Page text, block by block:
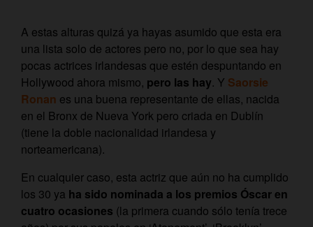
A estas alturas quizá ya hayas asumido que esta era
una lista solo de actores pero no, por lo que sea hay
pocas actrices irlandesas que estén despuntando en
Hollywood ahora mismo, pero las hay. Y Saorsie
Ronan es una buena representante de ellas, nacida
en el Bronx de Nueva York pero criada en Dublín
(tiene la doble nacionalidad irlandesa y
norteamericana).
En cualquier caso, esta actriz que aún no ha cumplido
los 30 ya ha sido nominada a los premios Óscar en
cuatro ocasiones (la primera cuando sólo tenía trece